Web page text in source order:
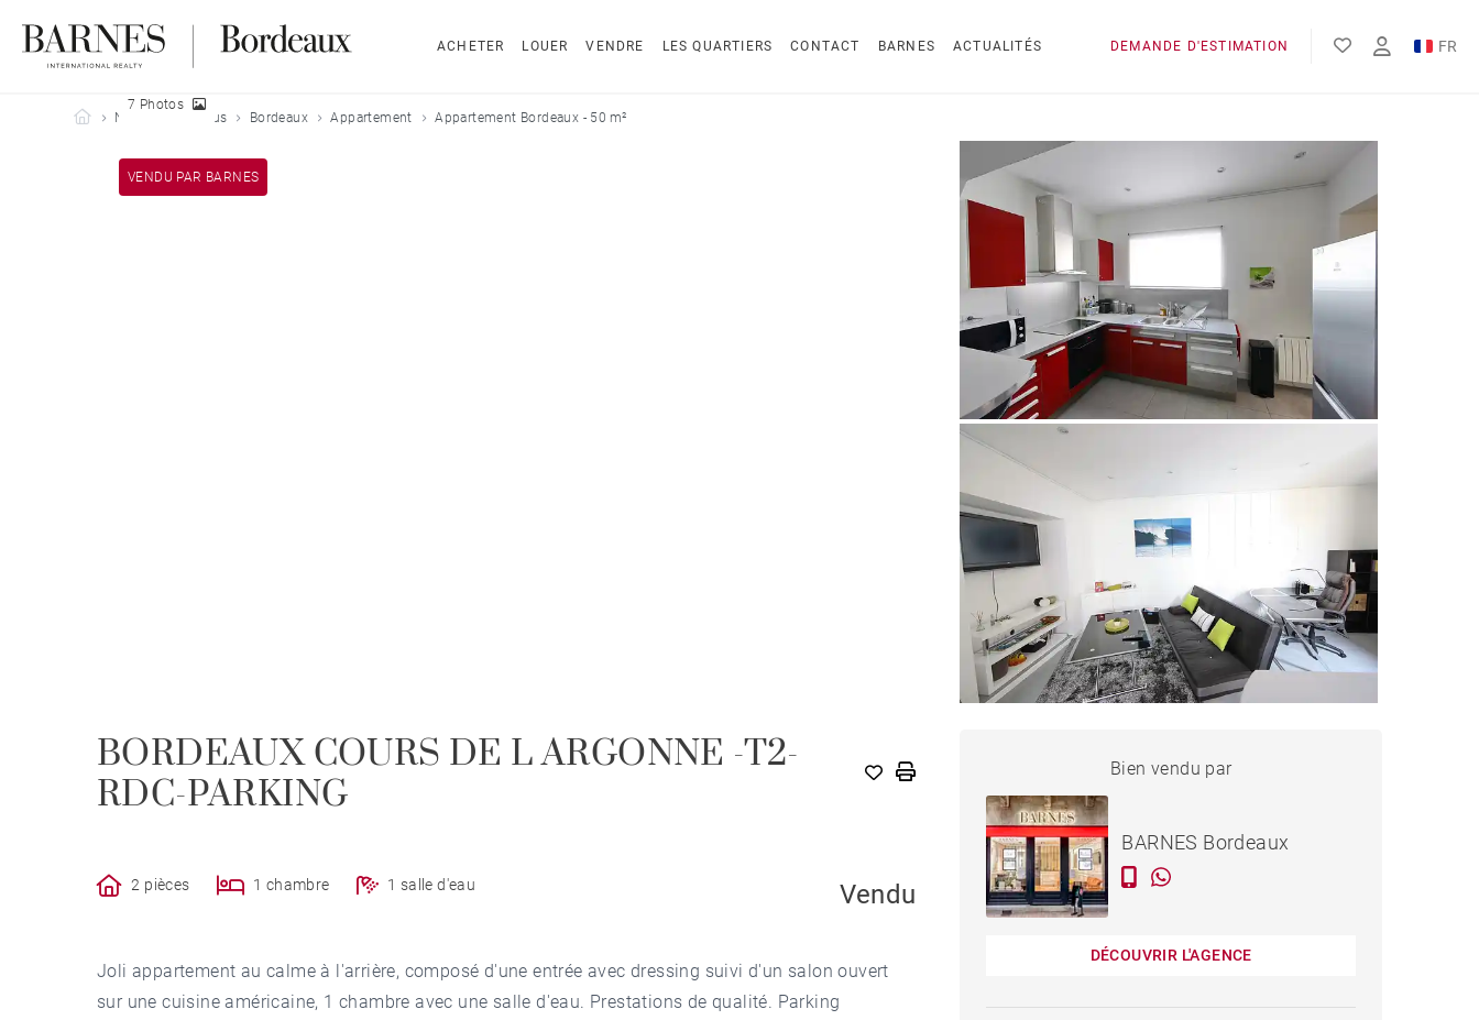
ACHETER LOUER VENDRE LES QUARTIERS CONTACT BARNES ACTUALITÉS DEMANDE D'ESTIMATION
FR
Barnes Bordeaux
Nos biens vendus Bordeaux Appartement Appartement Bordeaux - 50 m²
VENDU PAR BARNES
7 Photos
BORDEAUX COURS DE L ARGONNE -T2-
RDC-PARKING
2 pièces 1 chambre 1 salle d'eau Vendu
Joli appartement au calme à l'arrière, composé d'une entrée avec dressing suivi d'un salon ouvert
sur une cuisine américaine, 1 chambre avec une salle d'eau. Prestations de qualité. Parking
APPARTEMENT BORDEAUX
- 50 M²
Bien vendu par
BARNES Bordeaux
DÉCOUVRIR L'AGENCE